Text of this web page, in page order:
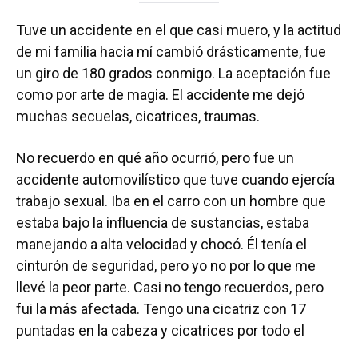
Tuve un accidente en el que casi muero, y la actitud
de mi familia hacia mí cambió drásticamente, fue
un giro de 180 grados conmigo. La aceptación fue
como por arte de magia. El accidente me dejó
muchas secuelas, cicatrices, traumas.
No recuerdo en qué año ocurrió, pero fue un
accidente automovilístico que tuve cuando ejercía
trabajo sexual. Iba en el carro con un hombre que
estaba bajo la influencia de sustancias, estaba
manejando a alta velocidad y chocó. Él tenía el
cinturón de seguridad, pero yo no por lo que me
llevé la peor parte. Casi no tengo recuerdos, pero
fui la más afectada. Tengo una cicatriz con 17
puntadas en la cabeza y cicatrices por todo el